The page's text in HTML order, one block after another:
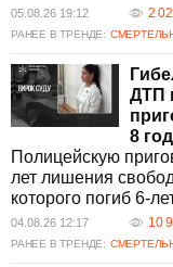
05.08.26 19:12 2
РАНЕЕ В ТРЕНДЕ:
ДТП
8
Полицейскую
лет лишения
которого погиб 6-
04.08.26 12:17 10
РАНЕЕ В ТРЕНДЕ: